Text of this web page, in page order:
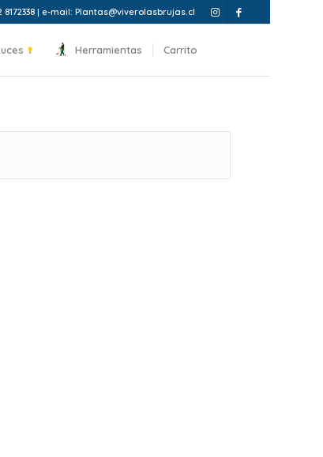
8172338 | e-mail: Plantas@viverolasbrujas.cl
Herramientas Carrito